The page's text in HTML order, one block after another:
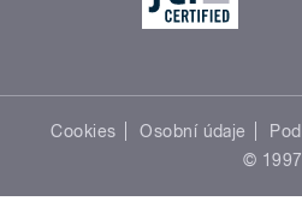
Cookies Osobní údaje
©